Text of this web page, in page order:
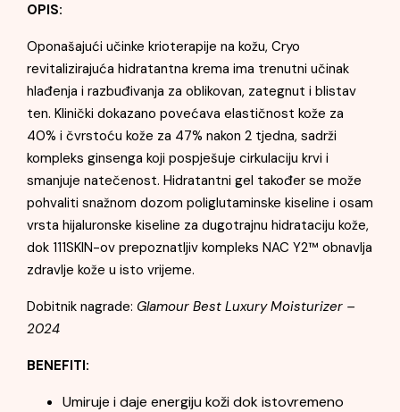
OPIS:
Oponašajući učinke krioterapije na kožu, Cryo
revitalizirajuća hidratantna krema ima trenutni učinak
hlađenja i razbuđivanja za oblikovan, zategnut i blistav
ten. Klinički dokazano povećava elastičnost kože za
40% i čvrstoću kože za 47% nakon 2 tjedna, sadrži
kompleks ginsenga koji pospješuje cirkulaciju krvi i
smanjuje natečenost. Hidratantni gel također se može
pohvaliti snažnom dozom poliglutaminske kiseline i osam
vrsta hijaluronske kiseline za dugotrajnu hidrataciju kože,
dok 111SKIN-ov prepoznatljiv kompleks NAC Y2™ obnavlja
zdravlje kože u isto vrijeme.
Dobitnik nagrade: Glamour Best Luxury Moisturizer –
2024
BENEFITI:
Umiruje i daje energiju koži dok istovremeno